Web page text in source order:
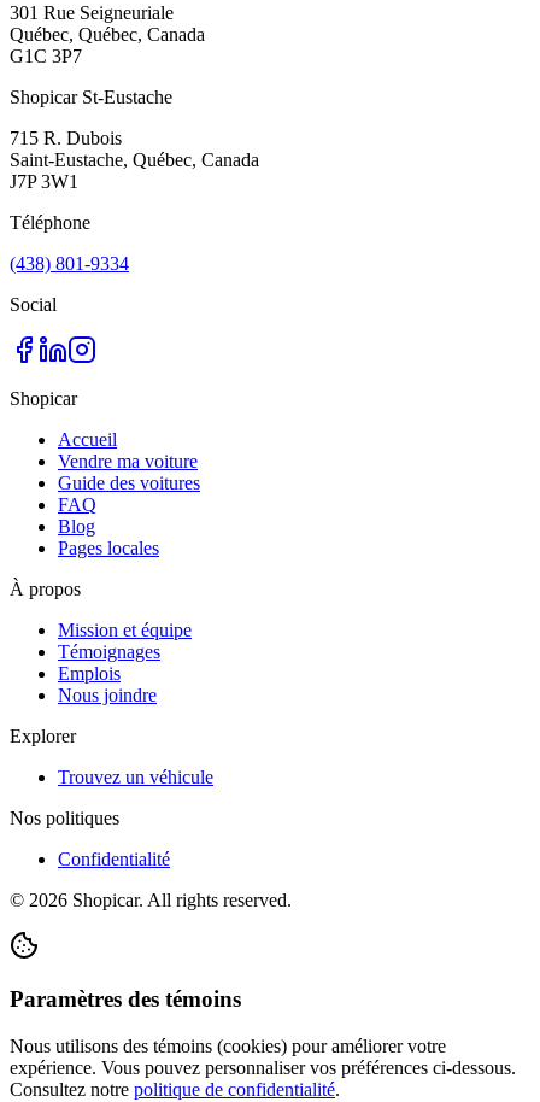
301 Rue Seigneuriale
Québec, Québec, Canada
G1C 3P7
Shopicar St-Eustache
715 R. Dubois
Saint-Eustache, Québec, Canada
J7P 3W1
Téléphone
(438) 801-9334
Social
Shopicar
Accueil
Vendre ma voiture
Guide des voitures
FAQ
Blog
Pages locales
À propos
Mission et équipe
Témoignages
Emplois
Nous joindre
Explorer
Trouvez un véhicule
Nos politiques
Confidentialité
© 2026 Shopicar. All rights reserved.
Paramètres des témoins
Nous utilisons des témoins (cookies) pour améliorer votre
expérience. Vous pouvez personnaliser vos préférences ci-dessous.
Consultez notre politique de confidentialité.